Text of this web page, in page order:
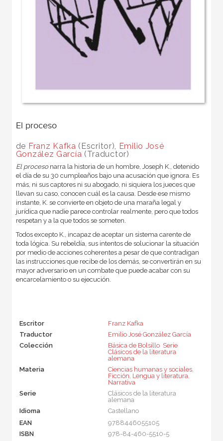
El proceso
de Franz Kafka (Escritor), Emilio José
González García (Traductor)
El procesonarra la historia de un hombre, Joseph K., detenido
el día de su 30 cumpleaños bajo una acusación que ignora. Es
más, ni sus captores ni su abogado, ni siquiera los jueces que
llevan su caso, conocen cuál es la causa. Desde ese mismo
instante, K. se convierte en objeto de una maraña legal y
jurídica que nadie parece controlar realmente, pero que todos
respetan y a la que todos se someten.
Todos excepto K., incapaz de aceptar un sistema carente de
toda lógica. Su rebeldía, sus intentos de solucionar la situación
por medio de acciones coherentes a pesar de que contradigan
las instrucciones que recibe de los demás, se convertirán en su
mayor adversario en un combate que puede acabar con su
encarcelamiento o su ejecución.
Escritor
Franz Kafka
Traductor
Emilio José González García
Colección
Básica de Bolsillo  Serie
Clásicos de la literatura
alemana
Materia
Ciencias humanas y sociales,
Ficción, Lengua y literatura,
Narrativa
Serie
Clásicos de la literatura
alemana
Idioma
Castellano
EAN
9788446055105
ISBN
978-84-460-5510-5